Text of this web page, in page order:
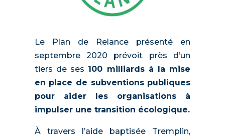
Le Plan de Relance présenté en
septembre 2020 prévoit près d’un
tiers de ses 100 milliards à la mise
en place de subventions publiques
pour aider les organisations à
impulser une transition écologique.
À travers l’aide baptisée Tremplin,